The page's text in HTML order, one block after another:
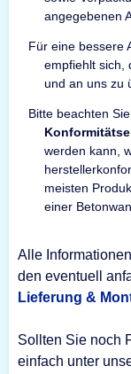
angegebenen
Für eine bessere
empfiehlt sich,
und an uns zu
Bitte beachten
werden kann,
meisten
einer
Alle
den eventuell
Lieferung &
Sollten Sie noch
einfach unter